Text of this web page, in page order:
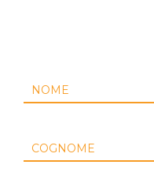
NOME
COGNOME